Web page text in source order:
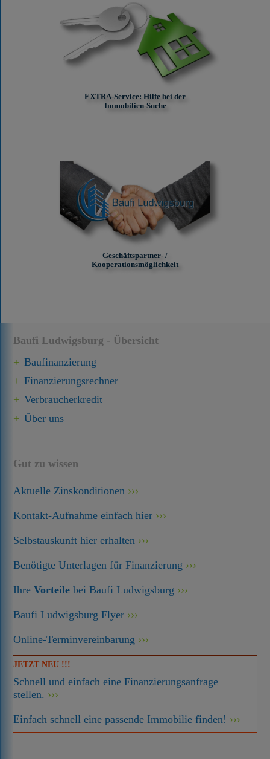
Baufi Ludwigsburg - Übersicht
Baufinanzierung
Finanzierungsrechner
Verbraucherkredit
Über uns
Gut zu wissen
Aktuelle Zinskonditionen
Kontakt-Aufnahme einfach hier
Selbstauskunft hier erhalten
Benötigte Unterlagen für Finanzierung
IhreVorteile bei Baufi Ludwigsburg
Baufi Ludwigsburg Flyer
Online-Terminvereinbarung
JETZT NEU !!!
Schnell und einfach eine Finanzierungsanfrage
stellen.
Einfach schnell eine passende Immobilie finden!
EXTRA-Service: Hilfe bei der
Immobilien-Suche
Geschäftspartner- /
Kooperationsmöglichkeit